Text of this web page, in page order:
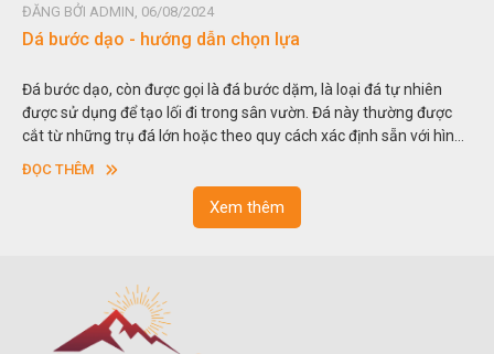
ĐĂNG BỞI ADMIN, 06/08/2024
Dá bước dạo - hướng dẫn chọn lựa
Đá bước dạo, còn được gọi là đá bước dặm, là loại đá tự nhiên
được sử dụng để tạo lối đi trong sân vườn. Đá này thường được
cắt từ những trụ đá lớn hoặc theo quy cách xác định sẵn với hình
vuông hoặc hình chữ nhật và có độ dày khác nhau.
ĐỌC THÊM
Xem thêm